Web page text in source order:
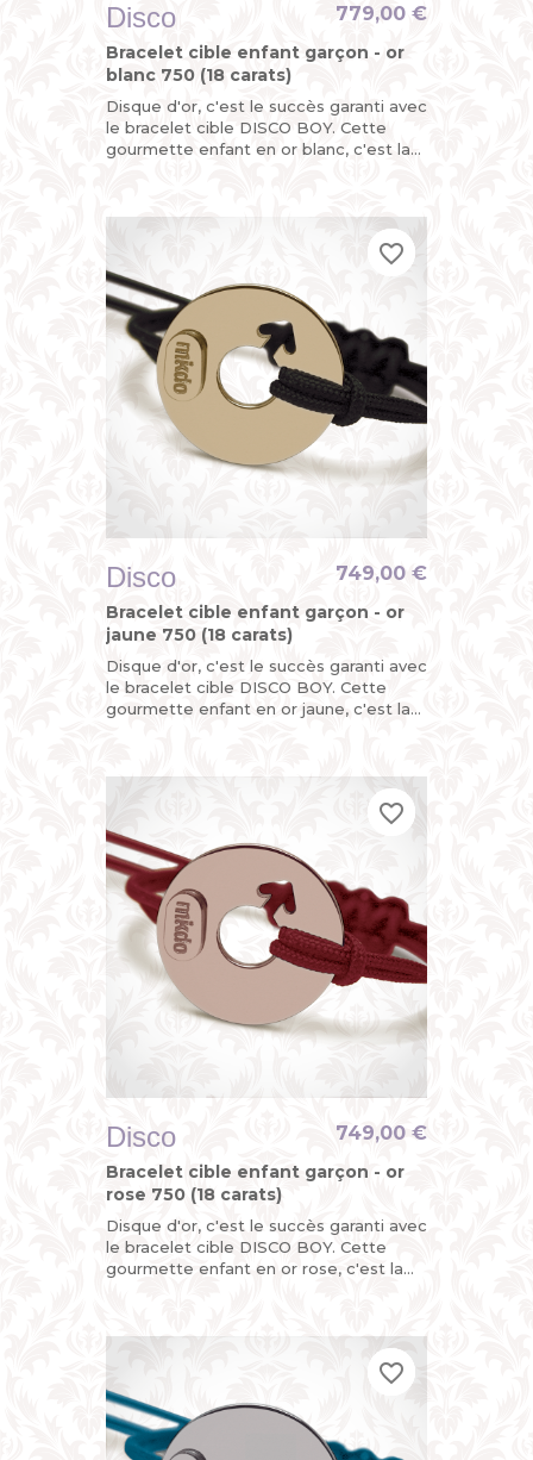
Disco
Bracelet cible enfant garçon - or
blanc 750 (18 carats)
Disque d'or, c'est le succès garanti avec
le bracelet cible DISCO BOY. Cette
gourmette enfant en or blanc, c'est la
779,00 €
Disco
Bracelet cible enfant garçon - or
jaune 750 (18 carats)
Disque d'or, c'est le succès garanti avec
le bracelet cible DISCO BOY. Cette
gourmette enfant en or jaune, c'est la
749,00 €
favorite_border
favorite_border
favorite_border
Disco
Bracelet cible enfant garçon - or
rose 750 (18 carats)
Disque d'or, c'est le succès garanti avec
le bracelet cible DISCO BOY. Cette
gourmette enfant en or rose, c'est la
749,00 €
favorite_border
favorite_border
favorite_border
favorite_border
favorite_border
favorite_border